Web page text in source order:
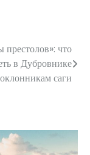
что
в Дубровнике
саги